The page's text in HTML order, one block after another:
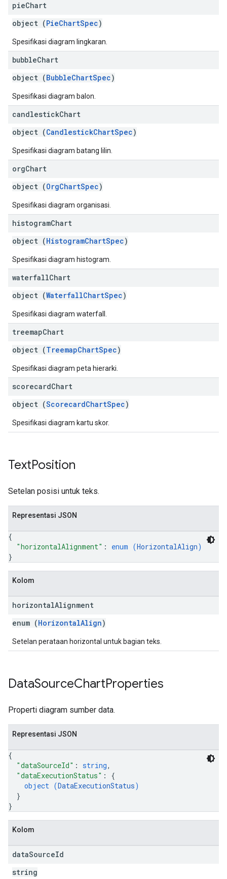
pieChart
object (PieChartSpec)
Spesifikasi diagram lingkaran.
bubbleChart
object (BubbleChartSpec)
Spesifikasi diagram balon.
candlestickChart
object (CandlestickChartSpec)
Spesifikasi diagram batang lilin.
orgChart
object (OrgChartSpec)
Spesifikasi diagram organisasi.
histogramChart
object (HistogramChartSpec)
Spesifikasi diagram histogram.
waterfallChart
object (WaterfallChartSpec)
Spesifikasi diagram waterfall.
treemapChart
object (TreemapChartSpec)
Spesifikasi diagram peta hierarki.
scorecardChart
object (ScorecardChartSpec)
Spesifikasi diagram kartu skor.
TextPosition
Setelan posisi untuk teks.
Representasi JSON
{
"horizontalAlignment" : enum (HorizontalAlign)
}
Kolom
horizontalAlignment
enum (HorizontalAlign)
Setelan perataan horizontal untuk bagian teks.
DataSourceChartProperties
Properti diagram sumber data.
Representasi JSON
{
"dataSourceId" : string,
"dataExecutionStatus" : {
object (DataExecutionStatus)
}
}
Kolom
dataSourceId
string